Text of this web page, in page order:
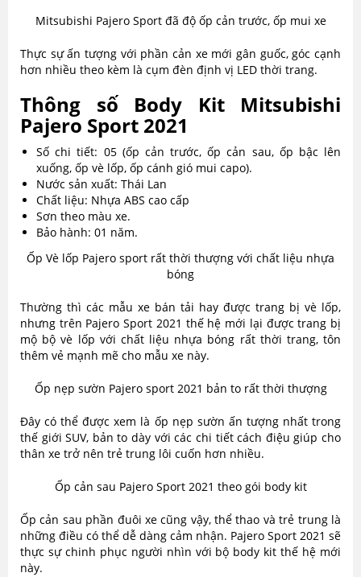
Mitsubishi Pajero Sport đã độ ốp cản trước, ốp mui xe
Thực sự ấn tượng với phần cản xe mới gân guốc, góc cạnh
hơn nhiều theo kèm là cụm đèn định vị LED thời trang.
Thông số Body Kit Mitsubishi
Pajero Sport 2021
Số chi tiết: 05 (ốp cản trước, ốp cản sau, ốp bậc lên
xuống, ốp vè lốp, ốp cánh gió mui capo).
Nước sản xuất: Thái Lan
Chất liệu: Nhựa ABS cao cấp
Sơn theo màu xe.
Bảo hành: 01 năm.
Ốp Vè lốp Pajero sport rất thời thượng với chất liệu nhựa
bóng
Thường thì các mẫu xe bán tải hay được trang bị vè lốp,
nhưng trên Pajero Sport 2021 thế hệ mới lại được trang bị
mộ bộ vè lốp với chất liệu nhựa bóng rất thời trang, tôn
thêm vẻ mạnh mẽ cho mẫu xe này.
Ốp nẹp sườn Pajero sport 2021 bản to rất thời thượng
Đây có thể được xem là ốp nẹp sườn ấn tượng nhất trong
thế giới SUV, bản to dày với các chi tiết cách điệu giúp cho
thân xe trở nên trẻ trung lôi cuốn hơn nhiều.
Ốp cản sau Pajero Sport 2021 theo gói body kit
Ốp cản sau phần đuôi xe cũng vậy, thể thao và trẻ trung là
những điều có thể dễ dàng cảm nhận. Pajero Sport 2021 sẽ
thực sự chinh phục người nhìn với bộ body kit thế hệ mới
này.